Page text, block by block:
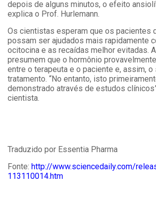
depois de alguns minutos, o efeito
explica o Prof. Hurlemann.
Os cientistas esperam que os pacientes
possam ser ajudados mais rapidamente
ocitocina e as recaídas melhor evitadas.
presumem que o hormônio
entre o terapeuta e o paciente e, assim,
tratamento. “No entanto, isto
demonstrado através de estudos
cientista.
Traduzido por Essentia Pharma
Fonte: http://www.sciencedaily.com/
113110014.htm